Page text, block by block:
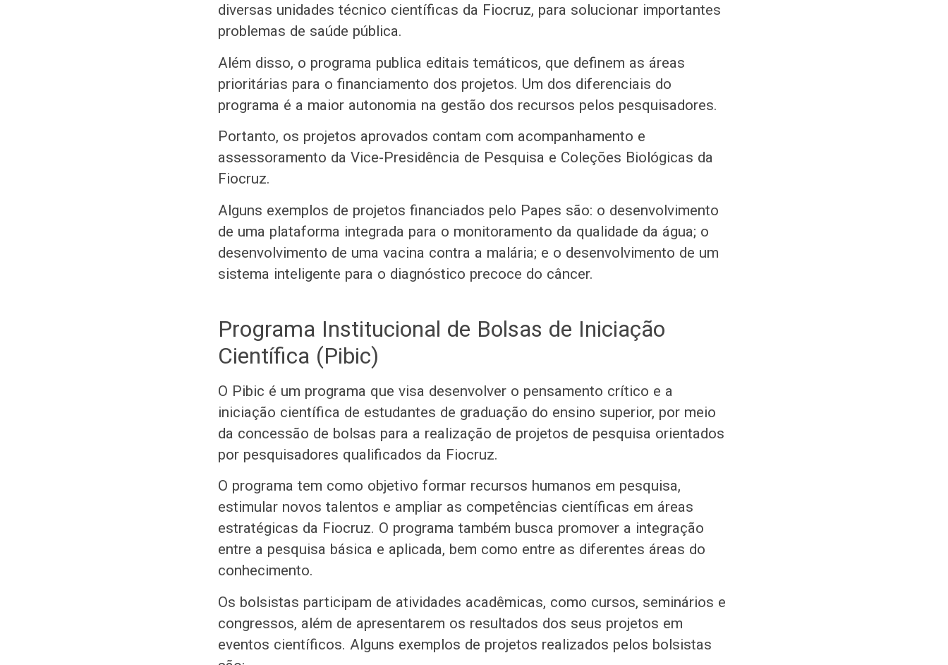
diversas unidades técnico científicas da Fiocruz, para solucionar importantes
problemas de saúde pública.
Além disso, o programa publica editais temáticos, que definem as áreas
prioritárias para o financiamento dos projetos. Um dos diferenciais do
programa é a maior autonomia na gestão dos recursos pelos pesquisadores.
Portanto, os projetos aprovados contam com acompanhamento e
assessoramento da Vice-Presidência de Pesquisa e Coleções Biológicas da
Fiocruz.
Alguns exemplos de projetos financiados pelo Papes são: o desenvolvimento
de uma plataforma integrada para o monitoramento da qualidade da água; o
desenvolvimento de uma vacina contra a malária; e o desenvolvimento de um
sistema inteligente para o diagnóstico precoce do câncer.
Programa Institucional de Bolsas de Iniciação
Científica (Pibic)
O Pibic é um programa que visa desenvolver o pensamento crítico e a
iniciação científica de estudantes de graduação do ensino superior, por meio
da concessão de bolsas para a realização de projetos de pesquisa orientados
por pesquisadores qualificados da Fiocruz.
O programa tem como objetivo formar recursos humanos em pesquisa,
estimular novos talentos e ampliar as competências científicas em áreas
estratégicas da Fiocruz. O programa também busca promover a integração
entre a pesquisa básica e aplicada, bem como entre as diferentes áreas do
conhecimento.
Os bolsistas participam de atividades acadêmicas, como cursos, seminários e
congressos, além de apresentarem os resultados dos seus projetos em
eventos científicos. Alguns exemplos de projetos realizados pelos bolsistas